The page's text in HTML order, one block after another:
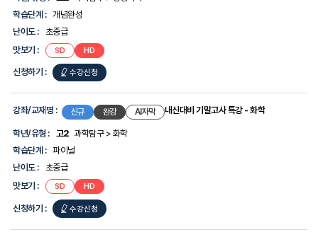
학습단계 : 개념완성
난이도 :
초중급
맛보기 :
[내신대비]
중간고사
특강
생명과학
SD [내신대비]
중간고사
특강
-
생명과학
HD
신청하기 :
[내신대비]
특강
수강신청
강좌/교재명 : 신규 완강 AI자막 내신대비 기말고사 특강 - 화학
학년/유형 : 고2 과학탐구 > 화학
학습단계 : 파이널
난이도 :
초중급
맛보기 :
내신대비
기말고사
특강
화학
SD 내신대비
기말고사
특강
-
화학
HD
신청하기 :
내신대비
수강신청